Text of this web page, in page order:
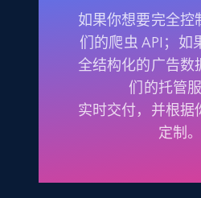
如果你想要完全控
们的爬虫 API；如
全结构化的广告数
们的托管服
实时交付，并根据
定制。